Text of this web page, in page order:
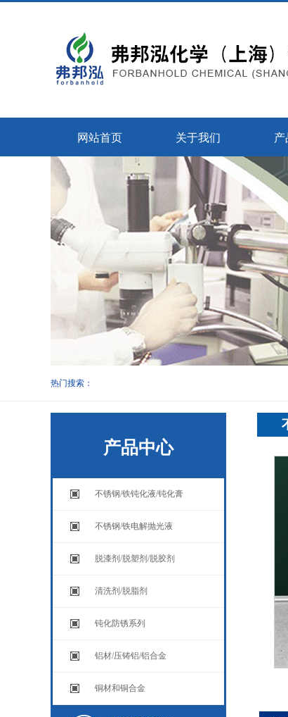
网站首页 关于我们 产
热门搜索：
产品中心
不锈钢/铁钝化液/钝化膏
不锈钢/铁电解抛光液
脱漆剂/脱塑剂/脱胶剂
清洗剂/脱脂剂
钝化防锈系列
铝材/压铸铝/铝合金
铜材和铜合金